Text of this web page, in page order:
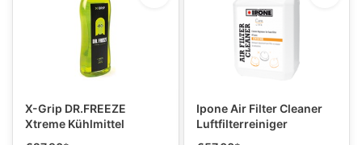
X-Grip DR.FREEZE
Xtreme Kühlmittel
Ipone Air Filter Cleaner
Luftfilterreiniger